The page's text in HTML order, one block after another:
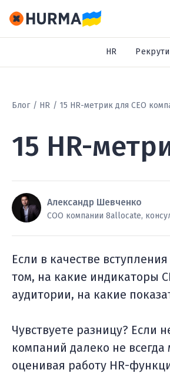
HR
Блог HR 15 HR-метрик для СЕО
15 HR-
Александр Шевченко
СОО компании 8allocate,
Если в качестве
том, на какие индикаторы
аудитории, на какие
Чувствуете разницу? Если
компаний далеко не
оценивая работу HR-